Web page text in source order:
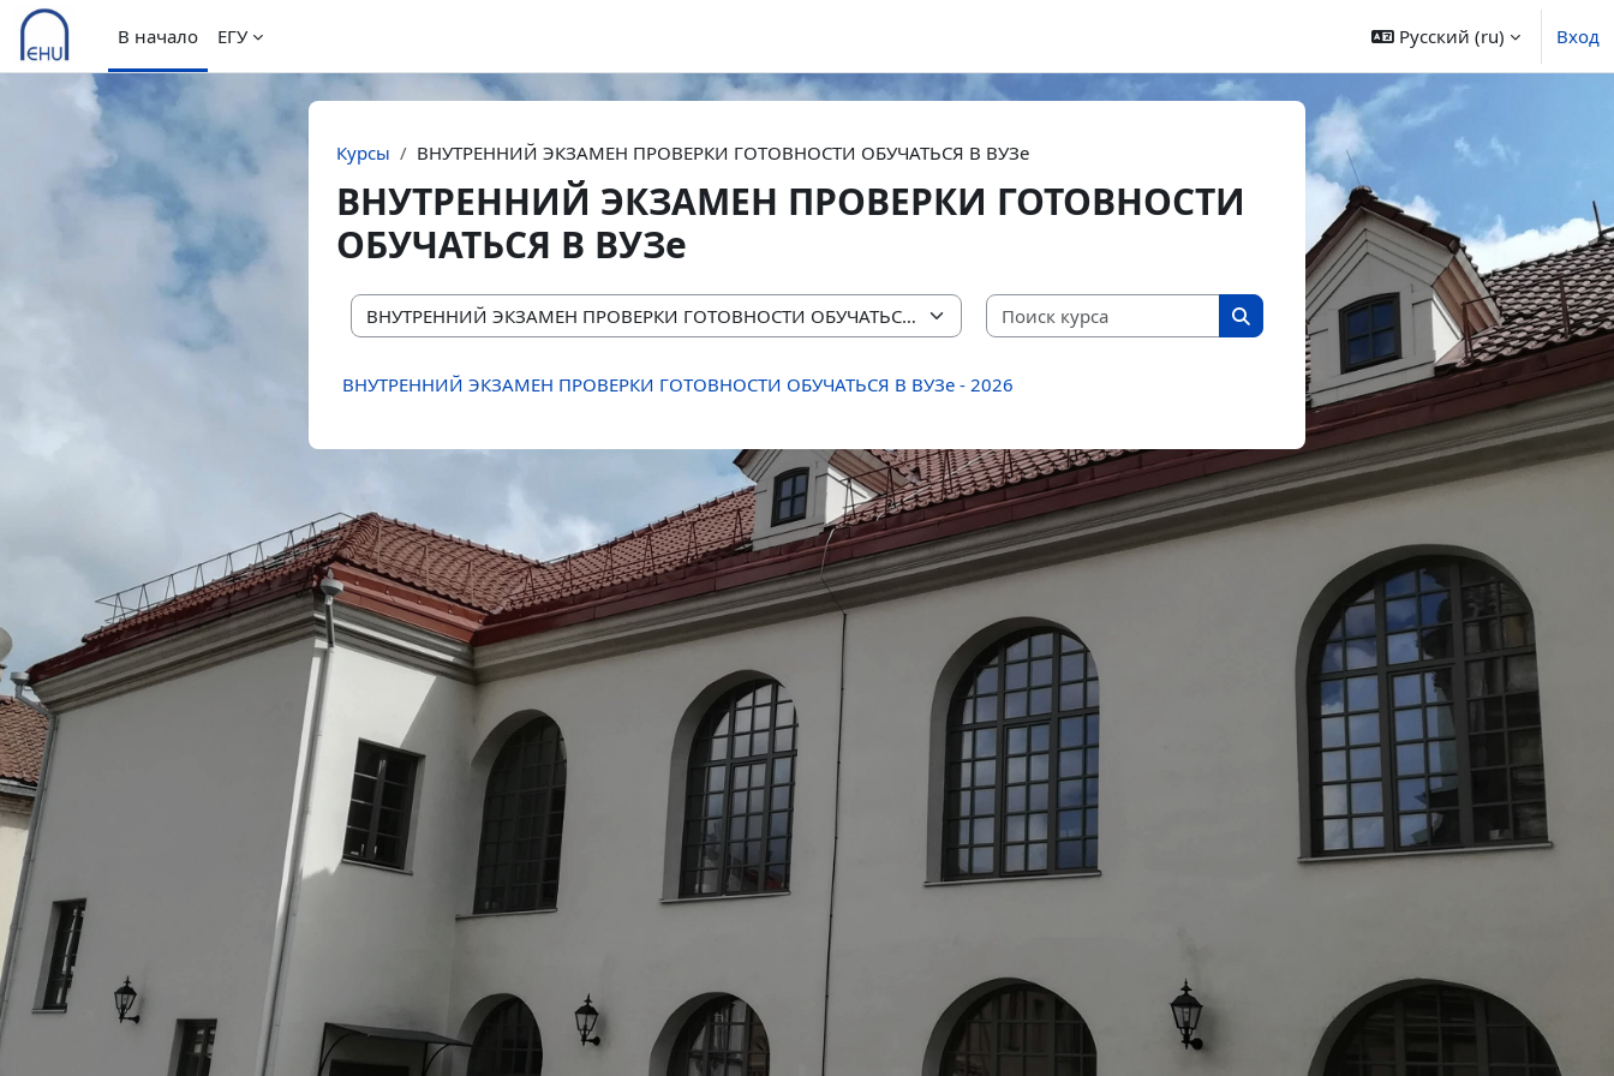
Перейти к основному содержанию
В начало
ЕГУ Русский ‎(ru)‎ Вход
Курсы ВНУТРЕННИЙ ЭКЗАМЕН ПРОВЕРКИ ГОТОВНОСТИ ОБУЧАТЬСЯ В ВУЗе
ВНУТРЕННИЙ ЭКЗАМЕН ПРОВЕРКИ ГОТОВНОСТИ
ОБУЧАТЬСЯ В ВУЗе
Категории курсов
Поиск курса
Поиск курса
ВНУТРЕННИЙ ЭКЗАМЕН ПРОВЕРКИ ГОТОВНОСТИ ОБУЧАТЬСЯ В ВУЗе - 2026